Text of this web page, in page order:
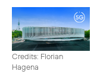
Credits: Florian
Hagena